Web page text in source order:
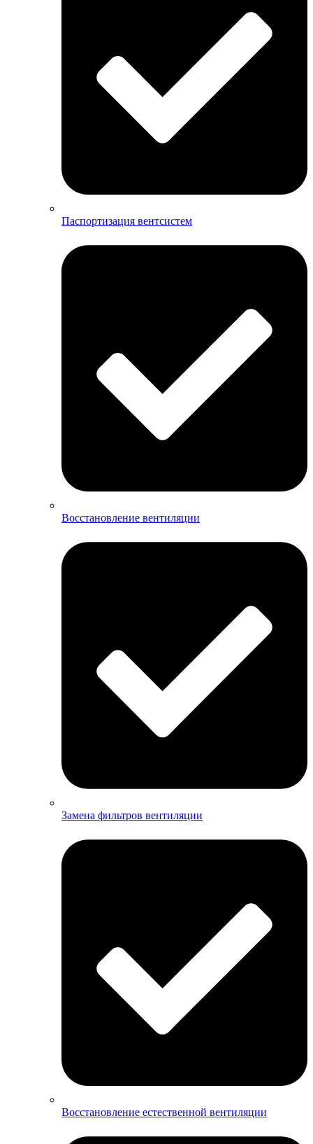
Паспортизация вентсистем
Восстановление вентиляции
Замена фильтров вентиляции
Восстановление естественной вентиляции